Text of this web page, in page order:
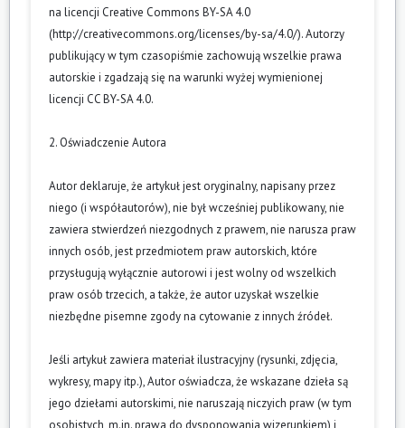
na licencji Creative Commons BY-SA 4.0
(http://creativecommons.org/licenses/by-sa/4.0/). Autorzy
publikujący w tym czasopiśmie zachowują wszelkie prawa
autorskie i zgadzają się na warunki wyżej wymienionej
licencji CC BY-SA 4.0.
2. Oświadczenie Autora
Autor deklaruje, że artykuł jest oryginalny, napisany przez
niego (i współautorów), nie był wcześniej publikowany, nie
zawiera stwierdzeń niezgodnych z prawem, nie narusza praw
innych osób, jest przedmiotem praw autorskich, które
przysługują wyłącznie autorowi i jest wolny od wszelkich
praw osób trzecich, a także, że autor uzyskał wszelkie
niezbędne pisemne zgody na cytowanie z innych źródeł.
Jeśli artykuł zawiera materiał ilustracyjny (rysunki, zdjęcia,
wykresy, mapy itp.), Autor oświadcza, że wskazane dzieła są
jego dziełami autorskimi, nie naruszają niczyich praw (w tym